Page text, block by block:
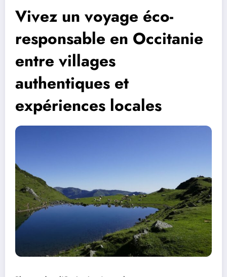
Vivez un voyage éco-
responsable en Occitanie
entre villages
authentiques et
expériences locales